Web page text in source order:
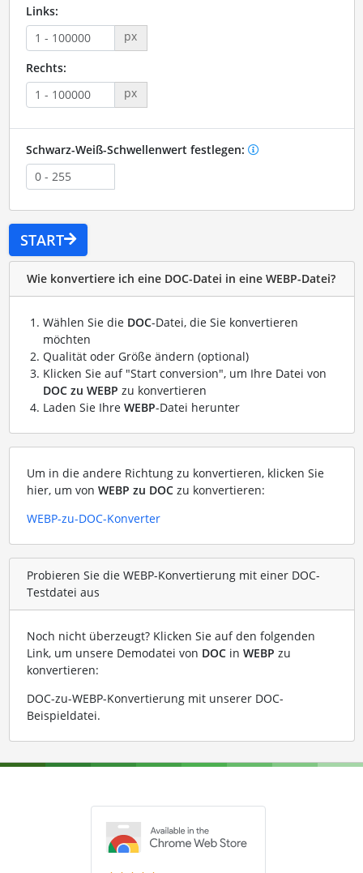
Links:
px
Rechts:
px
Schwarz-Weiß-Schwellenwert festlegen:
START
Wie konvertiere ich eine DOC-Datei in eine WEBP-Datei?
Wählen Sie die DOC-Datei, die Sie konvertieren
möchten
Qualität oder Größe ändern (optional)
Klicken Sie auf "Start conversion", um Ihre Datei von
DOC zu WEBP zu konvertieren
Laden Sie Ihre WEBP-Datei herunter
Um in die andere Richtung zu konvertieren, klicken Sie
hier, um von WEBP zu DOCzu konvertieren:
WEBP-zu-DOC-Konverter
Probieren Sie die WEBP-Konvertierung mit einer DOC-
Testdatei aus
Noch nicht überzeugt? Klicken Sie auf den folgenden
Link, um unsere Demodatei von DOCin WEBP zu
konvertieren:
DOC-zu-WEBP-Konvertierung mit unserer DOC-
Beispieldatei.